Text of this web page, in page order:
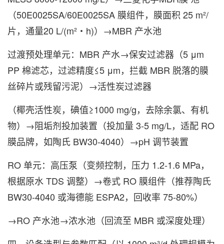
（50E0025SA/60E0025SA 膜组件，膜面积 25 m²/
片，通量20 L/(m²・h)）→MBR 产水池
过渡预处理单元：MBR 产水→保安过滤器（5 μm
PP 棉滤芯，过滤精度≤5 μm，拦截 MBR 脱落的膜
丝碎片或残留污泥）→活性炭过滤器
（椰壳活性炭，碘值≥1000 mg/g，去除余氯、有机
物）→阻垢剂投加装置（投加量 3-5 mg/L，适配 RO
膜品牌，如陶氏 BW30-4040）→pH 调节装置
RO 单元：高压泵（变频控制，压力 1.2-1.6 MPa，
根据原水 TDS 调整）→卷式 RO 膜组件（推荐陶氏
BW30-4040 或海德能 ESPA2，回收率 75-80%）
→RO 产水池→浓水池（回流至 MBR 或深度处理）